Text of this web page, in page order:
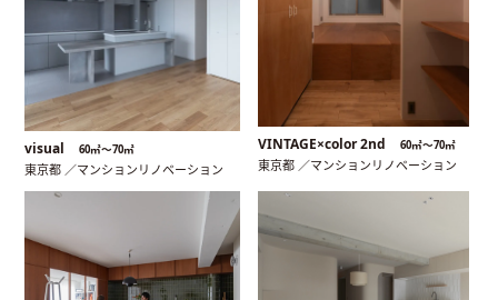
visual 60㎡〜70㎡
東京都 ／マンションリノベーション
VINTAGE×color 2nd 60㎡〜70㎡
東京都 ／マンションリノベーション